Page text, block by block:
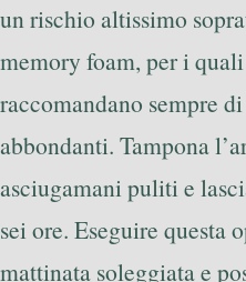
un rischio altissimo
memory foam, per i
raccomandano sempre
abbondanti. Tampona
asciugamani puliti e
sei ore. Eseguire questa
mattinata soleggiata e